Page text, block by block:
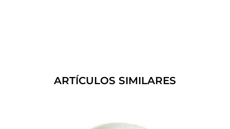
ARTÍCULOS SIMILARES